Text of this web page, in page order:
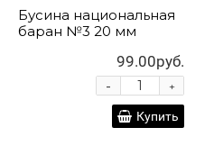
Бусина национальная
баран №3 20 мм
99.00руб.
+
-
Купить